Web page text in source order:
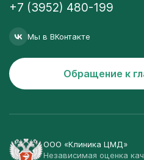
+7 (3952) 480-199
Мы в ВКонтакте
Обращение к
ООО «Клиника ЦМД»
Независимая оценка